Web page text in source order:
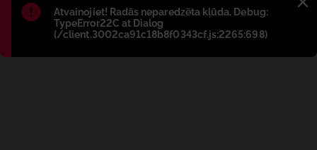
Błąd:
Atvainojiet! Radās neparedzēta kļūda. Debug:
TypeError22C at Dialog
(/client.3002ca91c18b8f0343cf.js:2265:698)